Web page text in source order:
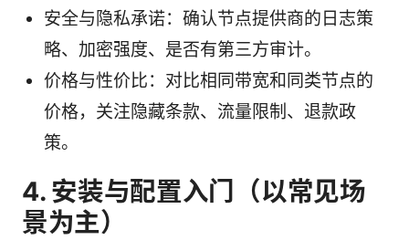
安全与隐私承诺：确认节点提供商的日志策
略、加密强度、是否有第三方审计。
价格与性价比：对比相同带宽和同类节点的
价格，关注隐藏条款、流量限制、退款政
策。
4. 安装与配置入门（以常见场
景为主）